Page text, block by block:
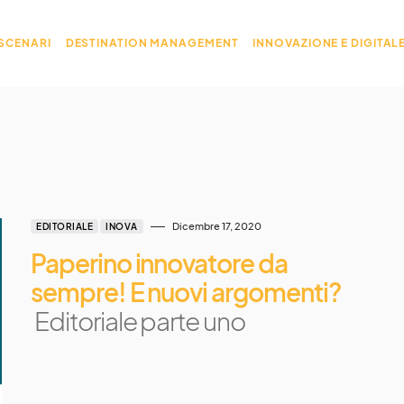
DESTINATION MANAGEMENT INNOVAZIONE E
EDITORIALE INOVA Dicembre 17, 2020
Paperino innovatore da
sempre! E nuovi argomenti?
Editoriale parte uno